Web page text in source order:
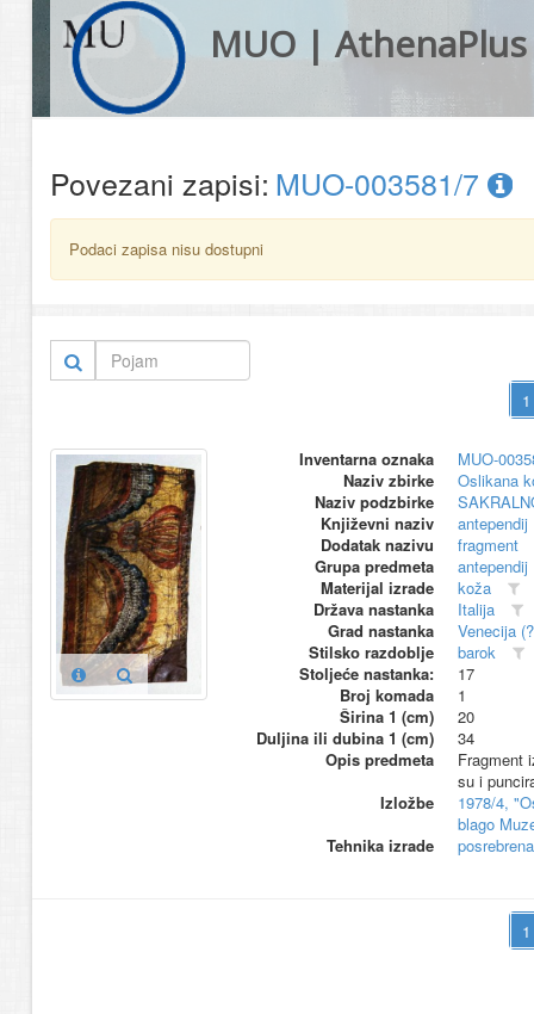
MUO | AthenaPlus
Povezani zapisi: MUO-003581/7
Podaci zapisa nisu dostupni
Inventarna oznaka
MUO-
Naziv zbirke
Oslikana
Naziv podzbirke
Književni naziv
antependij
Dodatak nazivu
fragment
Grupa predmeta
antependij
Materijal izrade
koža
Država nastanka
Italija
Grad nastanka
Venecija
Stilsko razdoblje
barok
Stoljeće nastanka:
17
Broj komada
1
Širina 1 (cm)
20
Duljina ili dubina 1 (cm)
34
Opis predmeta
Fragment
su i
Izložbe
1978/4,
blago
Tehnika izrade
posrebrena